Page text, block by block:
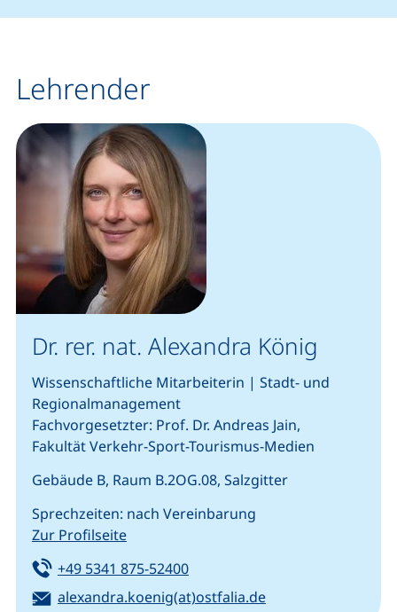
Lehrender
Dr. rer. nat. Alexandra König
Wissenschaftliche Mitarbeiterin | Stadt- und
Regionalmanagement
Fachvorgesetzter: Prof. Dr. Andreas Jain,
Fakultät Verkehr-Sport-Tourismus-Medien
Gebäude B, Raum B.2OG.08, Salzgitter
Sprechzeiten: nach Vereinbarung
Zur Profilseite
Tel:
+49 5341 875-52400(startet einen Telefonanruf,
E-Mail:
alexandra.koenig(at)ostfalia.de(öffnet Ihr E-Mail-